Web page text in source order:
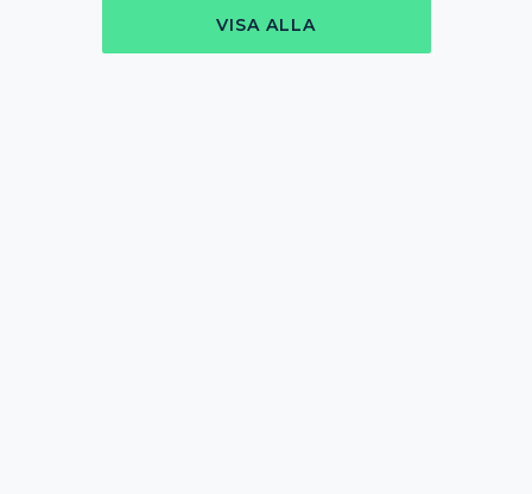
VISA ALLA